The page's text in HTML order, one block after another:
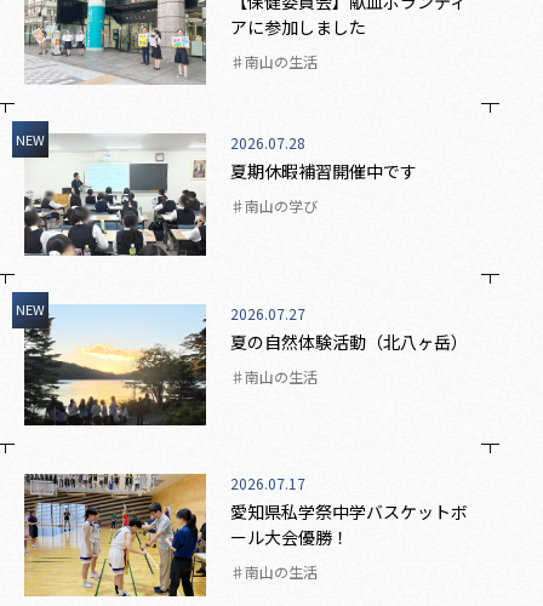
アに参加しました
♯南山の生活
NEW 2026.07.28
夏期休暇補習開催中です
♯南山の学び
NEW 2026.07.27
夏の自然体験活動（北八ヶ岳）
♯南山の生活
2026.07.17
愛知県私学祭中学バスケットボ
ール大会優勝！
♯南山の生活